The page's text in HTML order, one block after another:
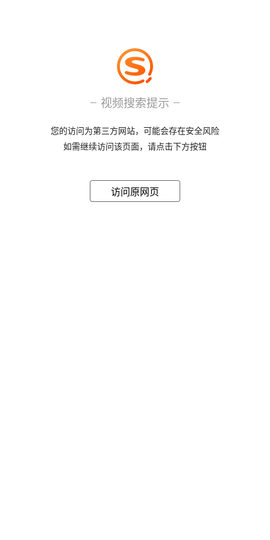
视频搜索提示
您的访问为第三方网站，可能会存在安全风险
如需继续访问该页面，请点击下方按钮
访问原网页